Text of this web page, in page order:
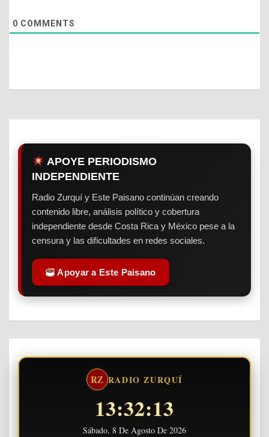
0 COMMENTS
APOYE PERIODISMO
INDEPENDIENTE
Radio Zurquí y Este Paisano continúan creando
contenido libre, análisis político y cobertura
independiente desde Costa Rica y México pese a la
censura y las dificultades en redes sociales.
Apoyar a Este Paisano
RZ RADIO ZURQUÍ
13:32:14
Sábado, 8 De Agosto De 2026